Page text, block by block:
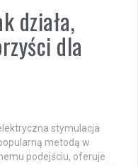
działa,
dla
stymulacja
metodą w
podejściu, oferuje